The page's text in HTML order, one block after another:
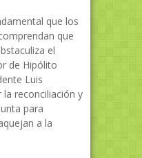
que los
que
el
de Hipólito
Luis
la reconciliación y
para
a la